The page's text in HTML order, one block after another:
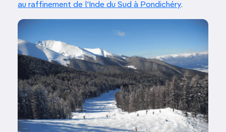
au raffinement de l'Inde du Sud à Pondichéry.
Image